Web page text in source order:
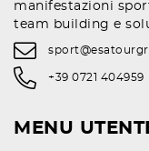
manifestazioni
team building e
+39 0721 404959
MENU